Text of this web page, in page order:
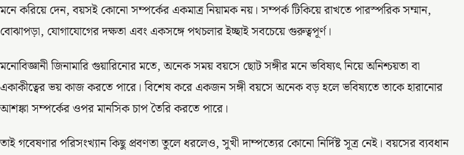
মনে করিয়ে দেন, বয়সই কোনো সম্পর্কের একমাত্র নিয়ামক নয়। সম্পর্ক টিকিয়ে রাখতে পারস্পরিক সম্মান,
বোঝাপড়া, যোগাযোগের দক্ষতা এবং একসঙ্গে পথচলার ইচ্ছাই সবচেয়ে গুরুত্বপূর্ণ।
মনোবিজ্ঞানী জিনামারি গুয়ারিনোর মতে, অনেক সময় বয়সে ছোট সঙ্গীর মনে ভবিষ্যৎ নিয়ে অনিশ্চয়তা বা
একাকীত্বের ভয় কাজ করতে পারে। বিশেষ করে একজন সঙ্গী বয়সে অনেক বড় হলে ভবিষ্যতে তাকে হারানোর
আশঙ্কা সম্পর্কের ওপর মানসিক চাপ তৈরি করতে পারে।
তাই গবেষণার পরিসংখ্যান কিছু প্রবণতা তুলে ধরলেও, সুখী দাম্পত্যের কোনো নির্দিষ্ট সূত্র নেই। বয়সের ব্যবধান